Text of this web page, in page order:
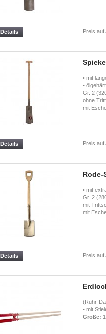
Preis auf
Details
• mit
•
Gr. 2
ohne
mit
Preis auf
Details
Rode-
• mit
Gr. 2
mit
mit
Preis auf
Details
(Ruhr-
• mit
Größe: